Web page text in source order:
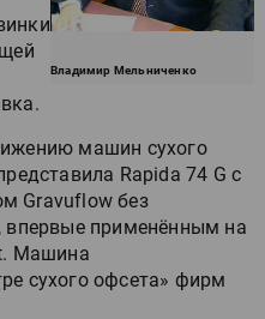
Владимир Мельниченко
машин сухого
Rapida 74 G с
Gravuflow без
впервые применённым на
Машина
сухого офсета» фирм